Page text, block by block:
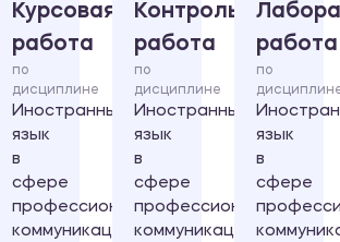
Курсовая
работа
по
дисциплине
Иностранный
язык
в
сфере
профессиональной
коммуникации
Контрольная
работа
по
дисциплине
Иностранный
язык
в
сфере
профессиональной
коммуникации
работа
по
язык
в
сфере